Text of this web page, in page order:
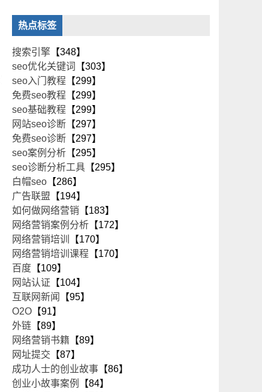
热点标签
搜索引擎 【348】
seo优化关键词
【303】
seo入门教程 【299】
免费seo教程 【299】
seo基础教程 【299】
网站seo诊断 【297】
免费seo诊断 【297】
seo案例分析 【295】
seo诊断分析工具 【295】
白帽seo 【286】
广告联盟 【194】
如何做网络营销 【183】
网络营销案例分析 【172】
网络营销培训
【170】
网络营销培训课程 【170】
百度 【109】
网站认证 【104】
互联网新闻
【95】
O2O 【91】
外链 【89】
网络营销书籍 【89】
网址提交 【87】
成功人士的创业故事 【86】
创业小故事案例
【84】